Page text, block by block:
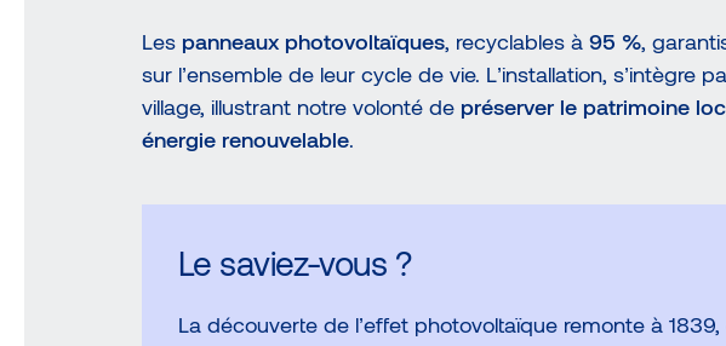
Les panneaux photovoltaïques, recyclables à 95 %,
sur l’ensemble de leur cycle de vie. L’installation, s’intègre
village, illustrant notre volonté de préserver le patrimoine
énergie renouvelable.
Le saviez-vous ?
La découverte de l’effet photovoltaïque remonte à